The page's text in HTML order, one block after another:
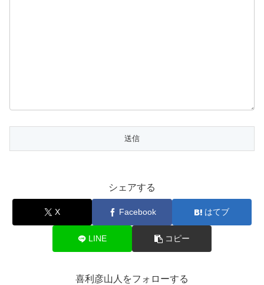
シェアする
X Facebook はてブ
LINE コピー
喜利彦山人をフォローする